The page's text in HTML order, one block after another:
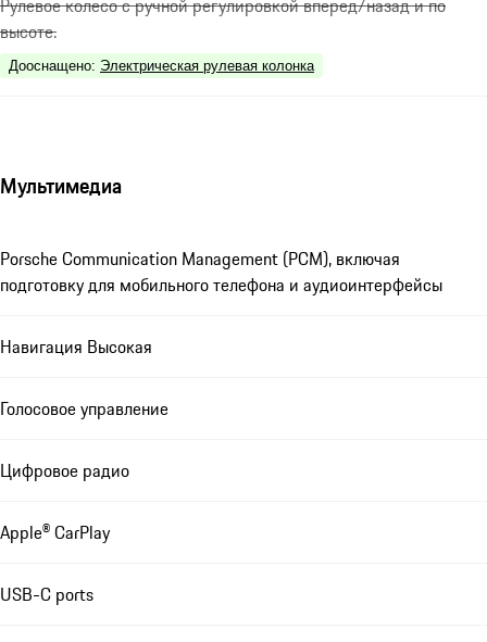
Рулевое колесо с ручной регулировкой вперед/назад и по
высоте.
Дооснащено: Электрическая рулевая колонка
Мультимедиа
Porsche Communication Management (PCM), включая
подготовку для мобильного телефона и аудиоинтерфейсы
Навигация Высокая
Голосовое управление
Цифровое радио
Apple® CarPlay
USB-C ports